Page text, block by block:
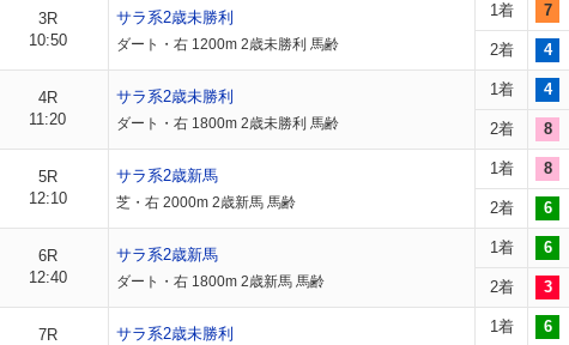
3R
10:50
サラ系2歳未勝利
ダート・右 1200m 2歳未勝利 馬齢
1着 7
2着 4
4R
11:20
サラ系2歳未勝利
ダート・右 1800m 2歳未勝利 馬齢
1着 4
2着 8
5R
12:10
サラ系2歳新馬
芝・右 2000m 2歳新馬 馬齢
1着 8
2着 6
6R
12:40
サラ系2歳新馬
ダート・右 1800m 2歳新馬 馬齢
1着 6
2着 3
7R
サラ系2歳未勝利 1着 6